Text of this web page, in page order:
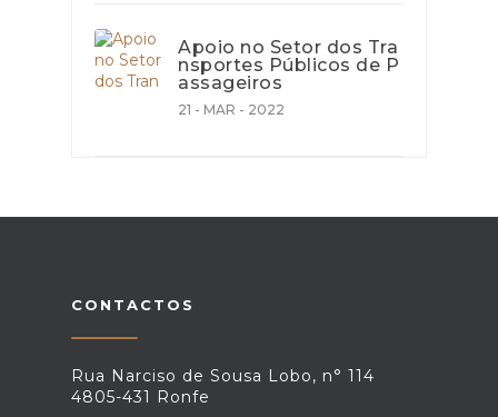
Apoio no Setor dos Tra
nsportes Públicos de P
assageiros
21 - MAR - 2022
CONTACTOS
Rua Narciso de Sousa Lobo, n° 114
4805-431 Ronfe